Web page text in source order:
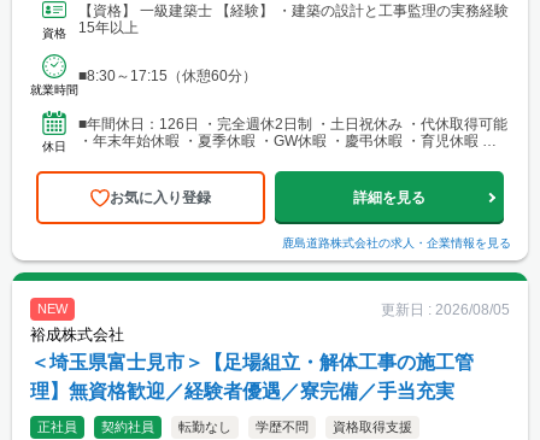
資格
【資格】 一級建築士 【経験】 ・建築の設計と工事監理の実務経験
15年以上
就業時間
■8:30～17:15（休憩60分）
休日
■年間休日：126日 ・完全週休2日制 ・土日祝休み ・代休取得可能
・年末年始休暇 ・夏季休暇 ・GW休暇 ・慶弔休暇 ・育児休暇 ・
お気に入り登録 詳細を見る
鹿島道路株式会社の求人・企業情報を見る
NEW 更新日 : 2026/08/05
裕成株式会社
＜埼玉県富士見市＞【足場組立・解体工事の施工管
理】無資格歓迎／経験者優遇／寮完備／手当充実
正社員 契約社員 転勤なし 学歴不問 資格取得支援